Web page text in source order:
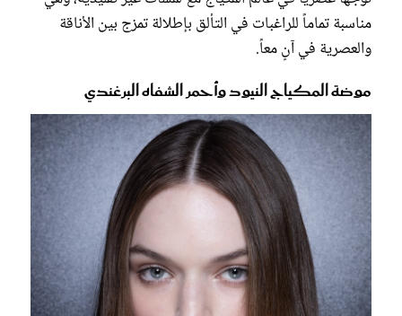
مناسبة تماماً للراغبات في التألق بإطلالة تمزج بين الأناقة
والعصرية في آنٍ معاً.
موضة المكياج النيود وأحمر الشفاه البرغندي